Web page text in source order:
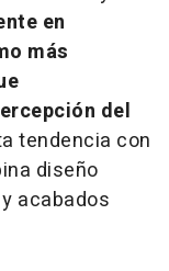
en
más
del
tendencia con
diseño
acabados